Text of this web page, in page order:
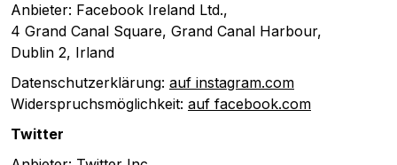
Anbieter: Facebook Ireland Ltd.,
4 Grand Canal Square, Grand Canal Harbour,
Dublin 2, Irland
Datenschutzerklärung: auf instagram.com
Widerspruchsmöglichkeit: auf facebook.com
Twitter